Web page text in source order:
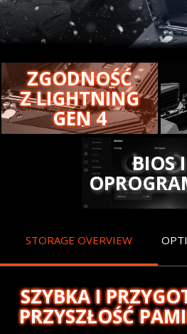
ZGODNOŚĆ
Z LIGHTNING
GEN 4
BIOS I
STORAGE OVERVIEW
SZYBKA I
PRZYSZŁOŚĆ